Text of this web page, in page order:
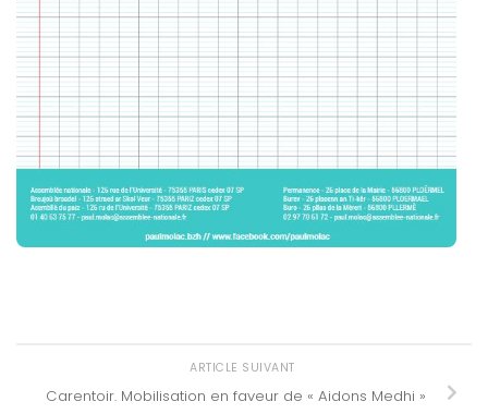
ARTICLE SUIVANT
Carentoir. Mobilisation en faveur de « Aidons Medhi »